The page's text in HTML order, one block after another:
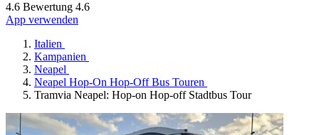
4.6 Bewertung 4.6
App verwenden
Italien
Kampanien
Neapel
Neapel Hop-On Hop-Off Bus Touren
Tramvia Neapel: Hop-on Hop-off Stadtbus Tour